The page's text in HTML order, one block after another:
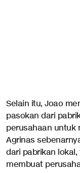
Selain itu, Joao
pasokan dari
perusahaan untuk
Agrinas
dari pabrikan
membuat